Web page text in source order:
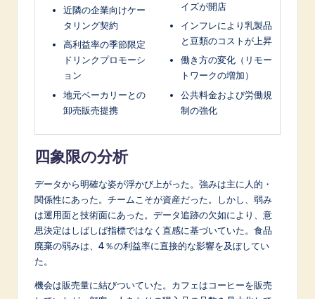
近隣の企業向けケー
タリング契約
高利益率の季節限定
ドリンクプロモーシ
ョン
地元ベーカリーとの
卸売販売提携
イズが開店
インフレにより乳製品
と豆類のコストが上昇
働き方の変化（リモー
トワークの増加）
公共料金および労働規
制の強化
四象限の分析
データから明確な姿が浮かび上がった。強みは主に人的・
関係性にあった。チームこそが資産だった。しかし、弱み
は運用面と技術面にあった。データ追跡の欠如により、意
思決定はしばしば指標ではなく直感に基づいていた。食品
廃棄の弱みは、4％の利益率に直接的な影響を及ぼしてい
た。
機会は販売量に結びついていた。カフェはコーヒーを販売